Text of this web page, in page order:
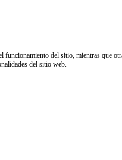
funcionamiento del sitio, mientras que
del sitio web.